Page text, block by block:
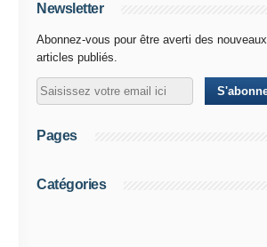
Newsletter
Abonnez-vous pour être averti des nouveaux
articles publiés.
Pages
Catégories